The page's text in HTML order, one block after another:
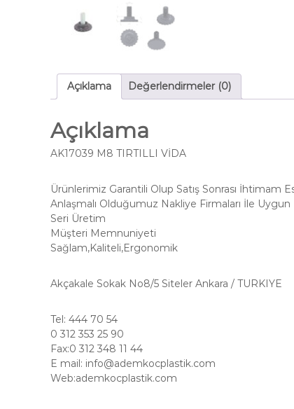
Açıklama Değerlendirmeler (0)
Açıklama
AK17039 M8 TIRTILLI VİDA
Ürünlerimiz Garantili Olup Satış Sonrası İhtimam
Anlaşmalı Olduğumuz Nakliye Firmaları İle
Seri Üretim
Müşteri Memnuniyeti
Sağlam,Kaliteli,Ergonomik
Akçakale Sokak No8/5 Siteler Ankara / TURKIYE
Tel: 444 70 54
0 312 353 25 90
Fax:0 312 348 11 44
E mail: info@ademkocplastik.com
Web:ademkocplastik.com